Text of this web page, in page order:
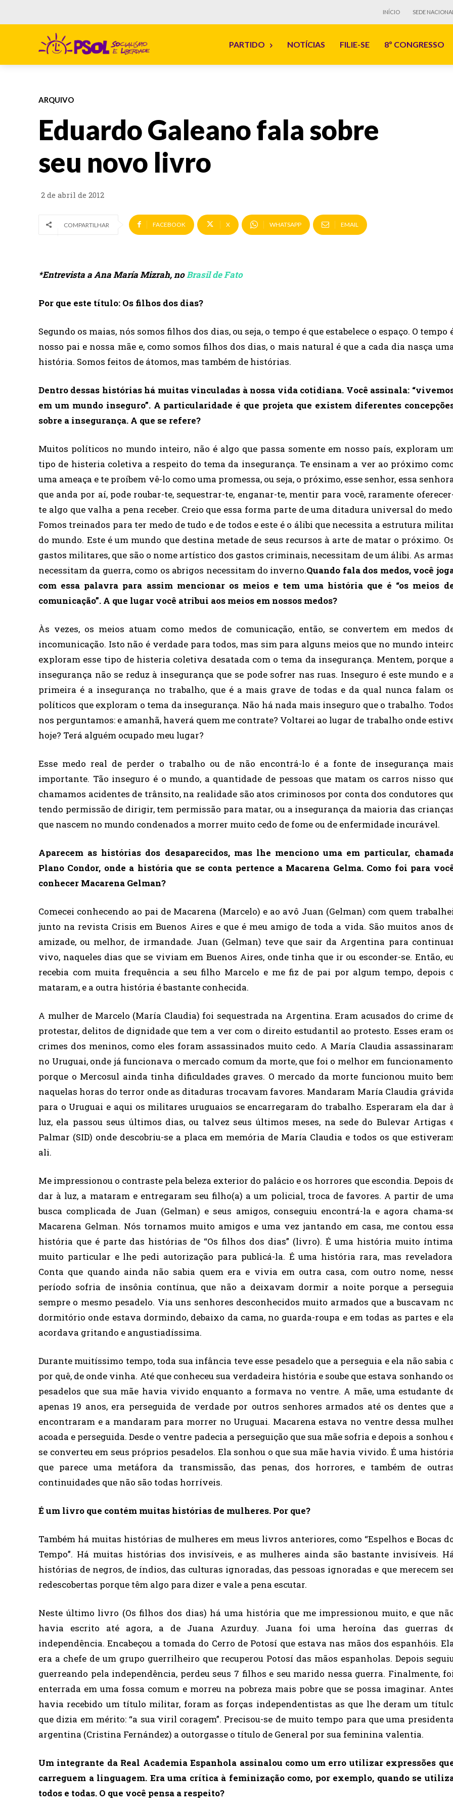
INÍCIO SEDE NACIONAL
PARTIDO NOTÍCIAS FILIE-SE 8º CONGRESSO
ARQUIVO
Eduardo Galeano fala sobre
seu novo livro
2 de abril de 2012
COMPARTILHAR FACEBOOK X WHATSAPP EMAIL
*Entrevista a Ana María Mizrah, noBrasil de Fato
Por que este título: Os filhos dos dias?
Segundo os maias, nós somos filhos dos dias, ou seja, o tempo é que estabelece o espaço. O tempo
nosso pai e nossa mãe e, como somos filhos dos dias, o mais natural é que a cada dia nasça
história. Somos feitos de átomos, mas também de histórias.
Dentro dessas histórias há muitas vinculadas à nossa vida cotidiana. Você assinala:
em um mundo inseguro”. A particularidade é que projeta que existem diferentes
sobre a insegurança. A que se refere?
Muitos políticos no mundo inteiro, não é algo que passa somente em nosso país, exploram
tipo de histeria coletiva a respeito do tema da insegurança. Te ensinam a ver ao próximo
uma ameaça e te proíbem vê-lo como uma promessa, ou seja, o próximo, esse senhor, essa
que anda por aí, pode roubar-te, sequestrar-te, enganar-te, mentir para você, raramente
te algo que valha a pena receber. Creio que essa forma parte de uma ditadura universal do
Fomos treinados para ter medo de tudo e de todos e este é o álibi que necessita a estrutura
do mundo. Este é um mundo que destina metade de seus recursos à arte de matar o próximo.
gastos militares, que são o nome artístico dos gastos criminais, necessitam de um álibi. As
necessitam da guerra, como os abrigos necessitam do inverno.Quando fala dos medos, você
com essa palavra para assim mencionar os meios e tem uma história que é “os meios
comunicação”. A que lugar você atribui aos meios em nossos medos?
Às vezes, os meios atuam como medos de comunicação, então, se convertem em medos
incomunicação. Isto não é verdade para todos, mas sim para alguns meios que no mundo
exploram esse tipo de histeria coletiva desatada com o tema da insegurança. Mentem, porque
insegurança não se reduz à insegurança que se pode sofrer nas ruas. Inseguro é este mundo e
primeira é a insegurança no trabalho, que é a mais grave de todas e da qual nunca falam
políticos que exploram o tema da insegurança. Não há nada mais inseguro que o trabalho.
nos perguntamos: e amanhã, haverá quem me contrate? Voltarei ao lugar de trabalho onde
hoje? Terá alguém ocupado meu lugar?
Esse medo real de perder o trabalho ou de não encontrá-lo é a fonte de insegurança
importante. Tão inseguro é o mundo, a quantidade de pessoas que matam os carros nisso
chamamos acidentes de trânsito, na realidade são atos criminosos por conta dos condutores
tendo permissão de dirigir, tem permissão para matar, ou a insegurança da maioria das
que nascem no mundo condenados a morrer muito cedo de fome ou de enfermidade incurável.
Aparecem as histórias dos desaparecidos, mas lhe menciono uma em particular,
Plano Condor, onde a história que se conta pertence a Macarena Gelma. Como foi para
conhecer Macarena Gelman?
Comecei conhecendo ao pai de Macarena (Marcelo) e ao avô Juan (Gelman) com quem
junto na revista Crisis em Buenos Aires e que é meu amigo de toda a vida. São muitos anos
amizade, ou melhor, de irmandade. Juan (Gelman) teve que sair da Argentina para
vivo, naqueles dias que se viviam em Buenos Aires, onde tinha que ir ou esconder-se. Então,
recebia com muita frequência a seu filho Marcelo e me fiz de pai por algum tempo, depois
mataram, e a outra história é bastante conhecida.
A mulher de Marcelo (María Claudia) foi sequestrada na Argentina. Eram acusados do crime
protestar, delitos de dignidade que tem a ver com o direito estudantil ao protesto. Esses eram
crimes dos meninos, como eles foram assassinados muito cedo. A María Claudia
no Uruguai, onde já funcionava o mercado comum da morte, que foi o melhor em
porque o Mercosul ainda tinha dificuldades graves. O mercado da morte funcionou muito
naquelas horas do terror onde as ditaduras trocavam favores. Mandaram María Claudia
para o Uruguai e aqui os militares uruguaios se encarregaram do trabalho. Esperaram ela dar
luz, ela passou seus últimos dias, ou talvez seus últimos meses, na sede do Bulevar Artigas
Palmar (SID) onde descobriu-se a placa em memória de María Claudia e todos os que
ali.
Me impressionou o contraste pela beleza exterior do palácio e os horrores que escondia. Depois
dar à luz, a mataram e entregaram seu filho(a) a um policial, troca de favores. A partir de
busca complicada de Juan (Gelman) e seus amigos, conseguiu encontrá-la e agora chama-
Macarena Gelman. Nós tornamos muito amigos e uma vez jantando em casa, me contou
história que é parte das histórias de “Os filhos dos dias” (livro). É uma história muito
muito particular e lhe pedi autorização para publicá-la. É uma história rara, mas
Conta que quando ainda não sabia quem era e vivia em outra casa, com outro nome,
período sofria de insônia contínua, que não a deixavam dormir a noite porque a
sempre o mesmo pesadelo. Via uns senhores desconhecidos muito armados que a buscavam
dormitório onde estava dormindo, debaixo da cama, no guarda-roupa e em todas as partes e
acordava gritando e angustiadíssima.
Durante muitíssimo tempo, toda sua infância teve esse pesadelo que a perseguia e ela não sabia
por quê, de onde vinha. Até que conheceu sua verdadeira história e soube que estava sonhando
pesadelos que sua mãe havia vivido enquanto a formava no ventre. A mãe, uma estudante
apenas 19 anos, era perseguida de verdade por outros senhores armados até os dentes que
encontraram e a mandaram para morrer no Uruguai. Macarena estava no ventre dessa
acoada e perseguida. Desde o ventre padecia a perseguição que sua mãe sofria e depois a sonhou
se converteu em seus próprios pesadelos. Ela sonhou o que sua mãe havia vivido. É uma
que parece uma metáfora da transmissão, das penas, dos horrores, e também de
continuidades que não são todas horríveis.
É um livro que contém muitas histórias de mulheres. Por que?
Também há muitas histórias de mulheres em meus livros anteriores, como “Espelhos e Bocas
Tempo”. Há muitas histórias dos invisíveis, e as mulheres ainda são bastante invisíveis.
histórias de negros, de índios, das culturas ignoradas, das pessoas ignoradas e que merecem
redescobertas porque têm algo para dizer e vale a pena escutar.
Neste último livro (Os filhos dos dias) há uma história que me impressionou muito, e que
havia escrito até agora, a de Juana Azurduy. Juana foi uma heroína das guerras
independência. Encabeçou a tomada do Cerro de Potosí que estava nas mãos dos espanhóis.
era a chefe de um grupo guerrilheiro que recuperou Potosí das mãos espanholas. Depois
guerreando pela independência, perdeu seus 7 filhos e seu marido nessa guerra. Finalmente,
enterrada em uma fossa comum e morreu na pobreza mais pobre que se possa imaginar.
havia recebido um título militar, foram as forças independentistas as que lhe deram um
que dizia em mérito: “a sua viril coragem”. Precisou-se de muito tempo para que uma
argentina (Cristina Fernández) a outorgasse o título de General por sua feminina valentia.
Um integrante da Real Academia Espanhola assinalou como um erro utilizar expressões
carreguem a linguagem. Era uma crítica à feminização como, por exemplo, quando se
todos e todas. O que você pensa a respeito?